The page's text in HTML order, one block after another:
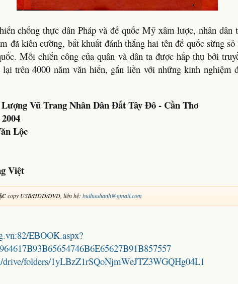
chống thực dân Pháp và đế quốc Mỹ xâm lược, nhân dân
đã kiên cường, bất khuất đánh thắng hai tên đế quốc sừng
Mỗi chiến công của quân và dân ta được hấp thụ bởi
trên 4000 năm văn hiến, gắn liền với những kinh nghiệm
Vũ Trang Nhân Dân Đất Tây Đô - Cần Thơ
Lộc
Việt
copy USB/HDD/DVD, liên hệ:buihuuhanh@gmail.com
EBOOK.aspx?
folders/1yLBzZ1rSQoNjmWeJTZ3WGQHg04L1